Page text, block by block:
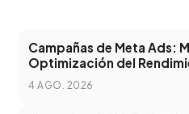
Campañas de Meta Ads:
Optimización del
4 AGO. 2026